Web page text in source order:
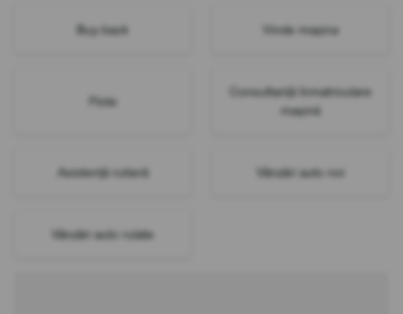
Buy-back Vinde mașina
Flote
Consultanță înmatriculare
mașină
Asistență rutieră Vânzări auto noi
Vânzări auto rulate